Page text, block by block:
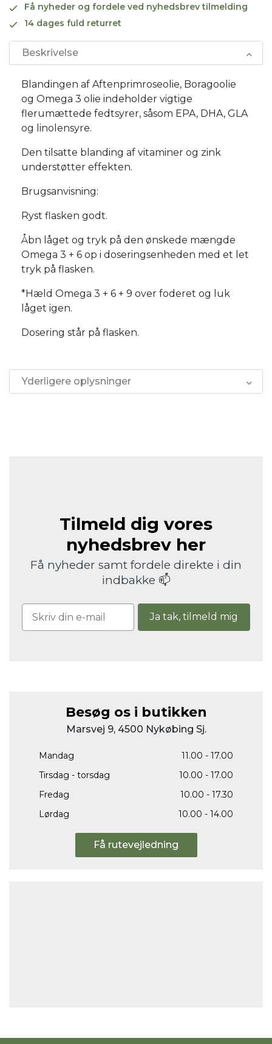
Få nyheder og fordele ved nyhedsbrev tilmelding
14 dages fuld returret
Beskrivelse
Blandingen af Aftenprimroseolie, Boragoolie
og Omega 3 olie indeholder vigtige
flerumættede fedtsyrer, såsom EPA, DHA, GLA
og linolensyre.
Den tilsatte blanding af vitaminer og zink
understøtter effekten.
Brugsanvisning:
Ryst flasken godt.
Åbn låget og tryk på den ønskede mængde
Omega 3 + 6 op i doseringsenheden med et let
tryk på flasken.
*Hæld Omega 3 + 6 + 9 over foderet og luk
låget igen.
Dosering står på flasken.
Yderligere oplysninger
Tilmeld dig vores
nyhedsbrev her
Få nyheder samt fordele direkte i din
indbakke 📫
Ja tak, tilmeld mig
Besøg os i butikken
Marsvej 9, 4500 Nykøbing Sj.
Mandag
11.00 - 17.00
Tirsdag - torsdag
10.00 - 17.00
Fredag
10.00 - 17.30
Lørdag
10.00 - 14.00
Få rutevejledning